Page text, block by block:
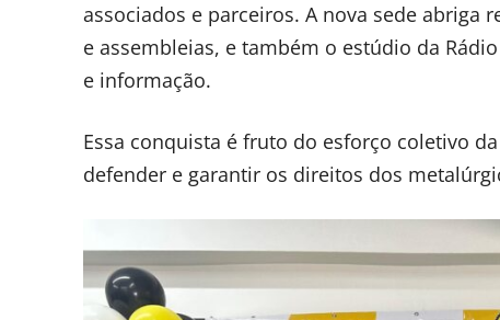
associados e parceiros. A nova sede
e assembleias, e também o estúdio da
e informação.
Essa conquista é fruto do esforço coletivo
defender e garantir os direitos dos